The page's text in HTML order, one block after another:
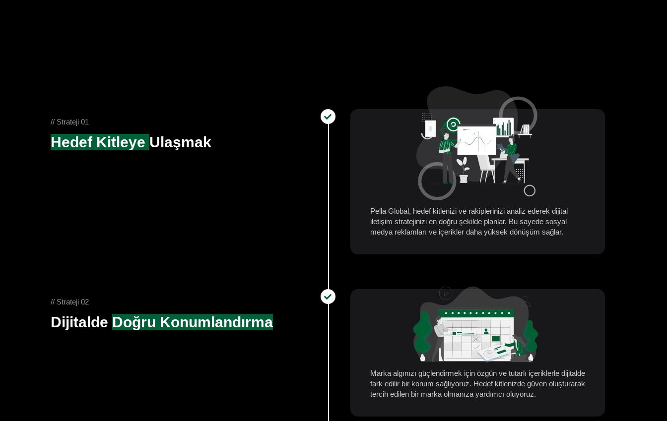
// Strateji 01
Hedef Kitleye Ulaşmak
Pella Global, hedef kitlenizi ve rakiplerinizi analiz ederek dijital
iletişim stratejinizi en doğru şekilde planlar. Bu sayede sosyal
medya reklamları ve içerikler daha yüksek dönüşüm sağlar.
// Strateji 02
Dijitalde Doğru Konumlandırma
Marka algınızı güçlendirmek için özgün ve tutarlı içeriklerle dijitalde
fark edilir bir konum sağlıyoruz. Hedef kitlenizde güven oluşturarak
tercih edilen bir marka olmanıza yardımcı oluyoruz.